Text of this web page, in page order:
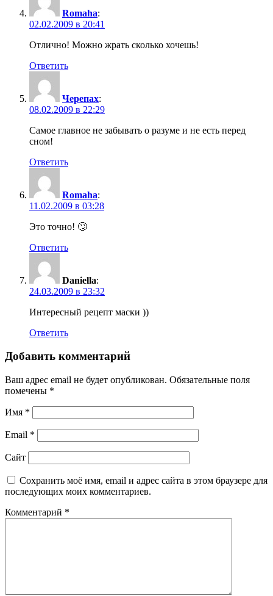
Romaha:
02.02.2009 в 20:41
Отлично! Можно жрать сколько хочешь!
Ответить
Черепах:
08.02.2009 в 22:29
Самое главное не забывать о разуме и не есть перед
сном!
Ответить
Romaha:
11.02.2009 в 03:28
Это точно! 🙄
Ответить
Daniella:
24.03.2009 в 23:32
Интересный рецепт маски ))
Ответить
Добавить комментарий
Ваш адрес email не будет опубликован. Обязательные поля
помечены *
Имя *
Email *
Сайт
Сохранить моё имя, email и адрес сайта в этом браузере для
последующих моих комментариев.
Комментарий *